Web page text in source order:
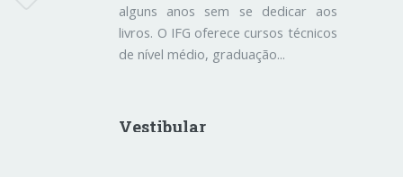
alguns anos sem se dedicar aos
livros. O IFG oferece cursos técnicos
de nível médio, graduação...
Vestibular